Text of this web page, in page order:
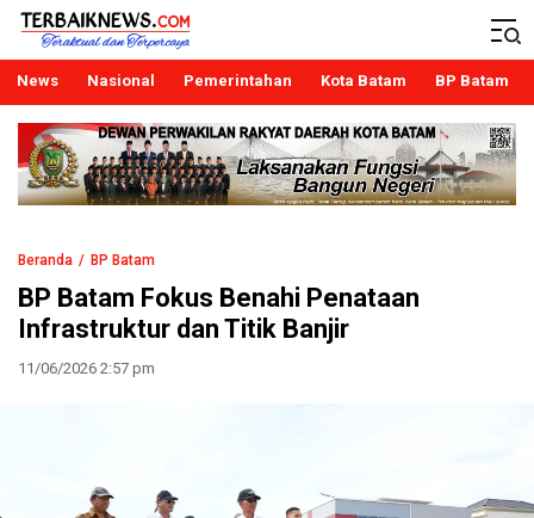
Terbaiknews
Teraktual dan Terpercaya
News Nasional Pemerintahan Kota Batam BP Batam
Beranda BP Batam
BP Batam Fokus Benahi Penataan
Infrastruktur dan Titik Banjir
11/06/2026 2:57 pm